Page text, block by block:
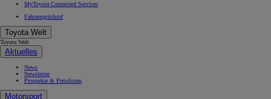
MyToyota Connected Services
Fahrzeugrückruf
Toyota Welt
Toyota Welt
Aktuelles
News
Newsletter
Prospekte & Preislisten
Motorsport